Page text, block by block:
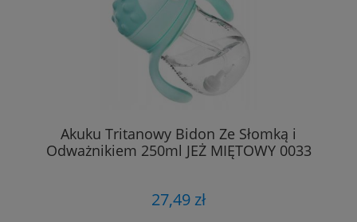
Akuku Tritanowy Bidon Ze Słomką i
Odważnikiem 250ml JEŻ MIĘTOWY 0033
27,49 zł